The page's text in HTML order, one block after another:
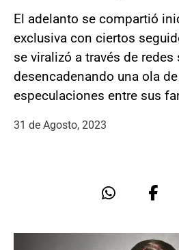
El adelanto se compartió
exclusiva con ciertos
se viralizó a través de redes
desencadenando una ola
especulaciones entre sus
31 de Agosto, 2023